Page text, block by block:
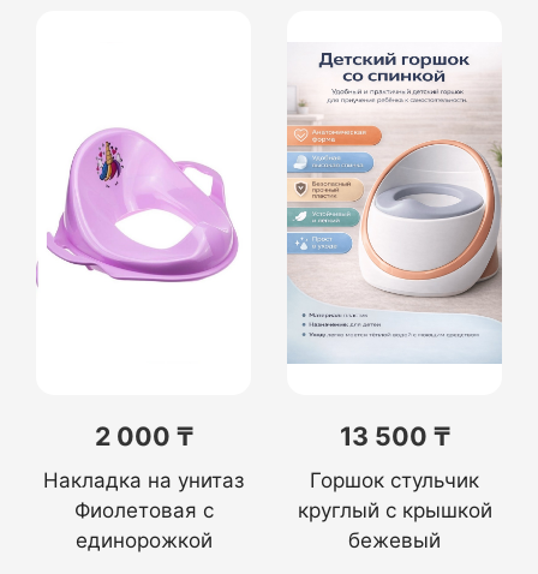
2 000 ₸
Накладка на унитаз
Фиолетовая с
единорожкой
13 500 ₸
Горшок стульчик
круглый с крышкой
бежевый